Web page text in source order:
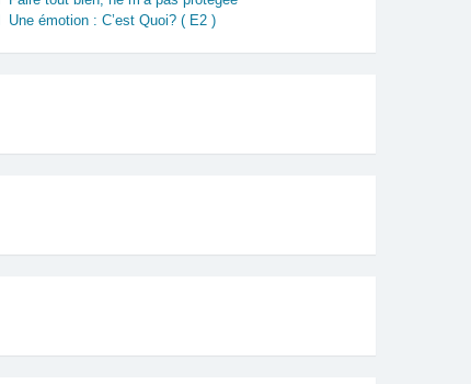
Une émotion : C’est Quoi? ( E2 )